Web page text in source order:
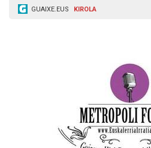
GUAIXE.EUS KIROLA